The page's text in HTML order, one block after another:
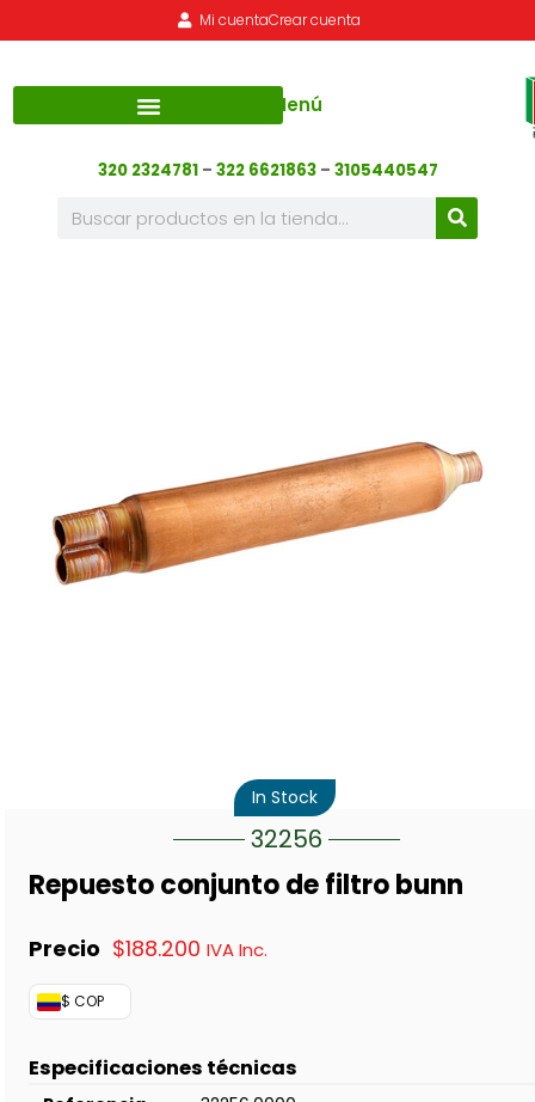
Mi cuentaCrear cuenta
Menú
320 2324781– 322 6621863 – 3105440547
Repuesto conjunto de filtro bunn
$188.200 IVA Inc.
$ COP
In Stock
32256
Especificaciones técnicas